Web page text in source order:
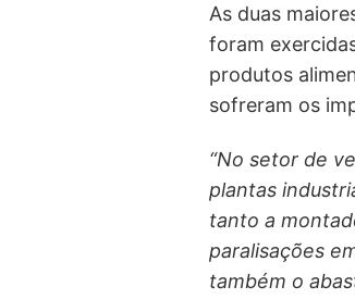
As duas
foram
produtos
sofreram os
“No setor de
plantas
tanto a
paralisações
também o